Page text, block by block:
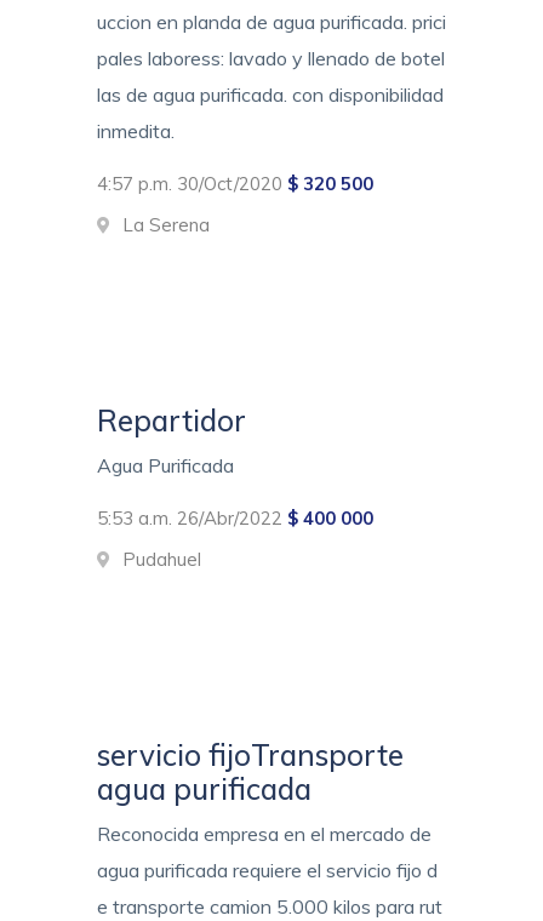
uccion en planda de agua purificada. prici
pales laboress: lavado y llenado de botel
las de agua purificada. con disponibilidad
inmedita.
4:57 p.m. 30/Oct/2020 $ 320 500
La Serena
Repartidor
Agua Purificada
5:53 a.m. 26/Abr/2022 $ 400 000
Pudahuel
servicio fijoTransporte
agua purificada
Reconocida empresa en el mercado de
agua purificada requiere el servicio fijo d
e transporte camion 5.000 kilos para rut